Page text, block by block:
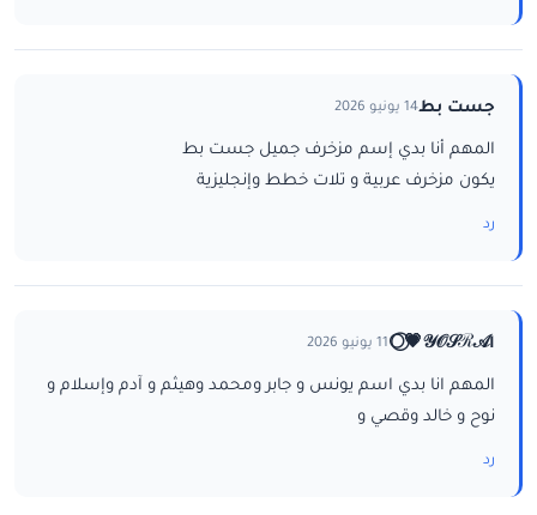
جست بط14 يونيو 2026
المهم أنا بدي إسم مزخرف جميل جست بط
يكون مزخرف عربية و تلات خطط وإنجليزية
رد
ا𝒴𝒪𝒮ℛ𝒜💗⃝🌕 11 يونيو 2026
المهم انا بدي اسم يونس و جابر ومحمد وهيثم و آدم وإسلام و
نوح و خالد وقصي و
رد